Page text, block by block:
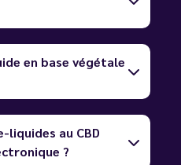
en base végétale
au CBD
?